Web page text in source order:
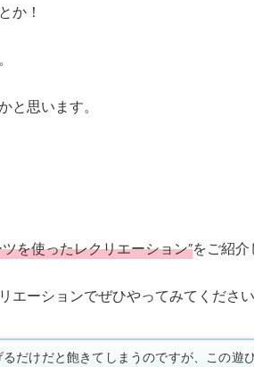
か！
思います。
を使ったレクリエーション”をご紹介
ーションでぜひやってみてください
だけだと飽きてしまうのですが、この遊